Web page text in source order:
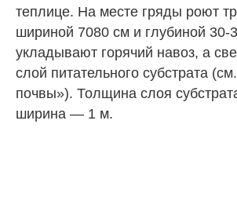
теплице. На месте гряды роют
шириной 7080 см и глубиной 30-
укладывают горячий навоз, а
слой питательного субстрата
почвы»). Толщина слоя
ширина — 1 м.